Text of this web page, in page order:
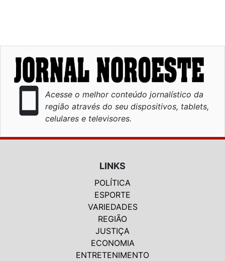
smartphone
Acesse o melhor conteúdo jornalístico da
região através do seu dispositivos, tablets,
celulares e televisores.
LINKS
POLÍTICA
ESPORTE
VARIEDADES
REGIÃO
JUSTIÇA
ECONOMIA
ENTRETENIMENTO